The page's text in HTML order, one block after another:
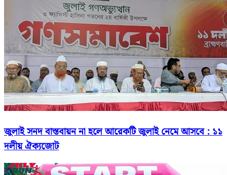
জুলাই সনদ বাস্তবায়ন না হলে আরেকটি জুলাই নেমে আসবে : ১১
দলীয় ঐক্যজোট